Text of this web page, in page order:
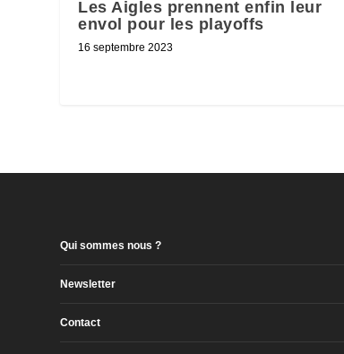
Les Aigles prennent enfin leur
envol pour les playoffs
16 septembre 2023
Qui sommes nous ?
Newsletter
Contact